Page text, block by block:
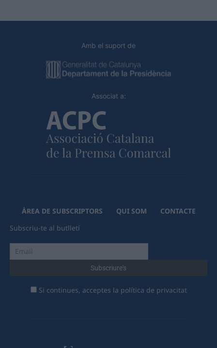
Amb el suport de
Associat a:
ÀREA DE SUBSCRIPTORS QUI SOM
CONTACTE
Subscriu-te al butlletí
Si continues, acceptes la política de privacitat